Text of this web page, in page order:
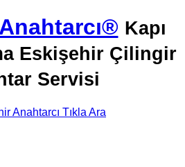
Kapı
Eskişehir Çilingir
Servisi